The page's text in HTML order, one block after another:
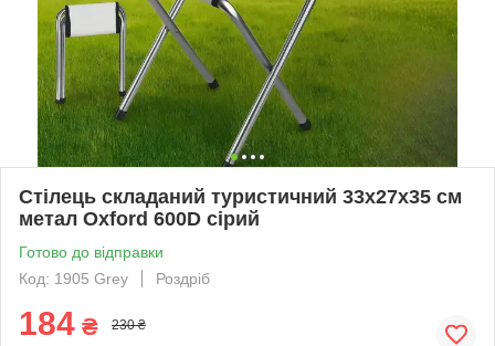
Стілець складаний туристичний 33x27x35 см
метал Oxford 600D сірий
Готово до відправки
Код: 1905 Grey
Роздріб
184 ₴ 230 ₴